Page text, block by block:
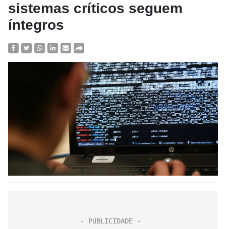
sistemas críticos seguem
íntegros